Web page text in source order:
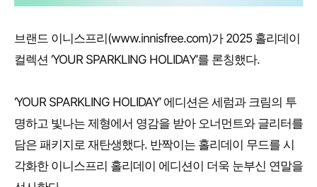
브랜드 이니스프리(www.innisfree.com)가 2025 홀리데이
컬렉션 ‘YOUR SPARKLING HOLIDAY’를 론칭했다.
‘YOUR SPARKLING HOLIDAY’ 에디션은 세럼과 크림의 투
명하고 빛나는 제형에서 영감을 받아 오너먼트와 글리터를
담은 패키지로 재탄생했다. 반짝이는 홀리데이 무드를 시
각화한 이니스프리 홀리데이 에디션이 더욱 눈부신 연말을